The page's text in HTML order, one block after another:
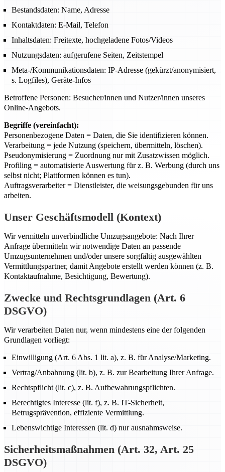
Bestandsdaten: Name, Adresse
Kontaktdaten: E-Mail, Telefon
Inhaltsdaten: Freitexte, hochgeladene Fotos/Videos
Nutzungsdaten: aufgerufene Seiten, Zeitstempel
Meta-/Kommunikationsdaten: IP-Adresse (gekürzt/anonymisiert,
s. Logfiles), Geräte-Infos
Betroffene Personen: Besucher/innen und Nutzer/innen unseres
Online-Angebots.
Begriffe (vereinfacht):
Personenbezogene Daten = Daten, die Sie identifizieren können.
Verarbeitung = jede Nutzung (speichern, übermitteln, löschen).
Pseudonymisierung = Zuordnung nur mit Zusatzwissen möglich.
Profiling = automatisierte Auswertung für z. B. Werbung (durch uns
selbst nicht; Plattformen können es tun).
Auftragsverarbeiter = Dienstleister, die weisungsgebunden für uns
arbeiten.
Unser Geschäftsmodell (Kontext)
Wir vermitteln unverbindliche Umzugsangebote: Nach Ihrer
Anfrage übermitteln wir notwendige Daten an passende
Umzugsunternehmen und/oder unsere sorgfältig ausgewählten
Vermittlungspartner, damit Angebote erstellt werden können (z. B.
Kontaktaufnahme, Besichtigung, Bewertung).
Zwecke und Rechtsgrundlagen (Art. 6
DSGVO)
Wir verarbeiten Daten nur, wenn mindestens eine der folgenden
Grundlagen vorliegt:
Einwilligung (Art. 6 Abs. 1 lit. a), z. B. für Analyse/Marketing.
Vertrag/Anbahnung (lit. b), z. B. zur Bearbeitung Ihrer Anfrage.
Rechtspflicht (lit. c), z. B. Aufbewahrungspflichten.
Berechtigtes Interesse (lit. f), z. B. IT-Sicherheit,
Betrugsprävention, effiziente Vermittlung.
Lebenswichtige Interessen (lit. d) nur ausnahmsweise.
Sicherheitsmaßnahmen (Art. 32, Art. 25
DSGVO)